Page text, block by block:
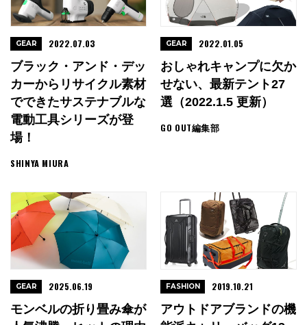
ブラック・アンド・デッ
カーからリサイクル素材
でできたサステナブルな
電動工具シリーズが登
場！
SHINYA MIURA
GEAR 2022.07.03
おしゃれキャンプに欠か
せない、最新テント27
選（2022.1.5 更新）
GO OUT編集部
GEAR 2022.01.05
モンベルの折り畳み傘が
GEAR 2025.06.19
アウトドアブランドの機
FASHION 2019.10.21